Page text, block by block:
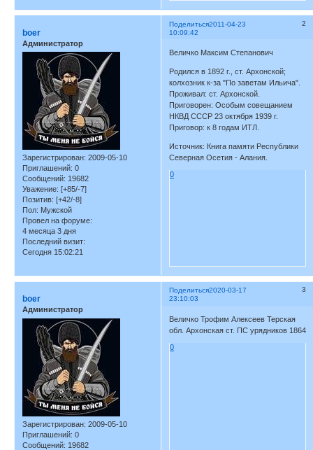
Поделиться 2
2011-04-23
10:09:42
boer
Администратор
Зарегистрирован: 2009-05-10
Приглашений: 0
Сообщений: 19682
Уважение: [+85/-7]
Позитив: [+42/-8]
Пол: Мужской
Провел на форуме:
4 месяца 3 дня
Последний визит:
Сегодня 15:02:21
Величко Максим Степанович
Родился в 1892 г., ст. Архонской;
колхозник к-за "По заветам Ильича".
Проживал: ст. Архонской.
Приговорен: Особым совещанием
НКВД СССР 23 октября 1939 г.
Приговор: к 8 годам ИТЛ.
Источник: Книга памяти Республики
Северная Осетия - Алания.
0
Поделиться 3
2020-03-17
23:10:03
boer
Администратор
Зарегистрирован: 2009-05-10
Приглашений: 0
Сообщений: 19682
Величко Трофим Алексеев Терская
обл. Архонская ст. ПС урядников 1864
0